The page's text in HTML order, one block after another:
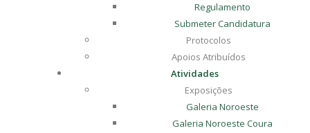
Regulamento
Submeter Candidatura
Protocolos
Apoios Atribuídos
Atividades
Exposições
Galeria Noroeste
Galeria Noroeste Coura